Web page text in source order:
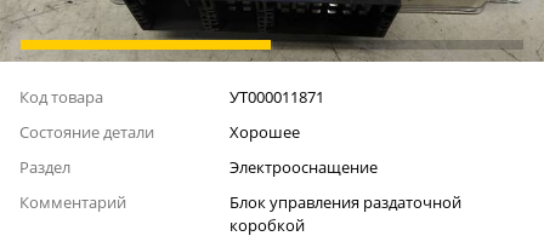
Код товара
УТ000011871
Состояние детали
Хорошее
Раздел
Электрооснащение
Комментарий
Блок управления раздаточной
коробкой